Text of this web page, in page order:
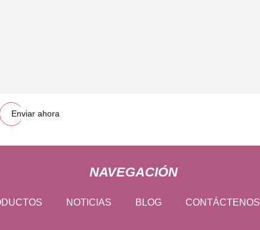
Enviar ahora
NAVEGACIÓN
NOTICIAS BLOG CONTÁCTENOS